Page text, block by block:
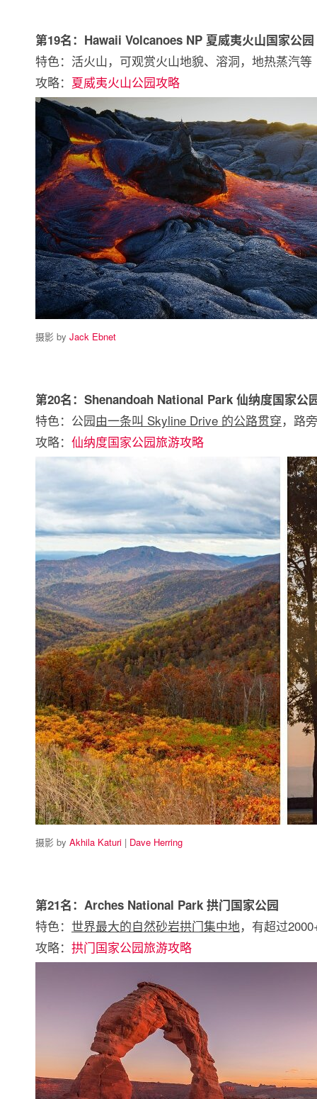
第19名：Hawaii Volcanoes NP 夏威夷火山国家公园
特色：活火山，可观赏火山地貌、溶洞，地热蒸汽
攻略： 夏威夷火山公园攻略
摄影 by Jack Ebnet
第20名：Shenandoah National Park 仙纳度国家公
特色：公园由一条叫 Skyline Drive 的公路贯穿，路
攻略： 仙纳度国家公园旅游攻略
摄影 by Akhila Katuri | Dave Herring
第21名：Arches National Park 拱门国家公园
特色： 世界最大的自然砂岩拱门集中地，有超过
攻略： 拱门国家公园旅游攻略